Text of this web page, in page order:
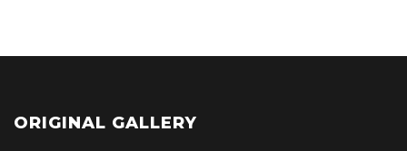
ORIGINAL GALLERY